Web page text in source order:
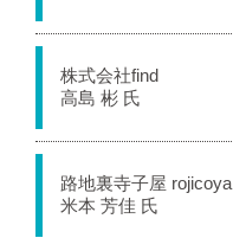
株式会社find
高島 彬 氏
路地裏寺子屋 rojicoya
米本 芳佳 氏